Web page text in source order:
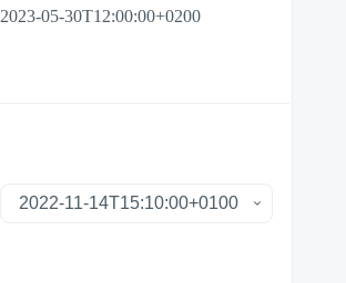
2023-05-30T12:00:00+0200